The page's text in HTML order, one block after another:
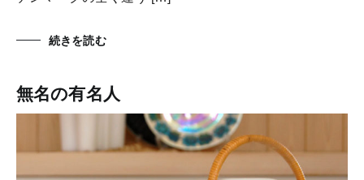
続きを読む
無名の有名人